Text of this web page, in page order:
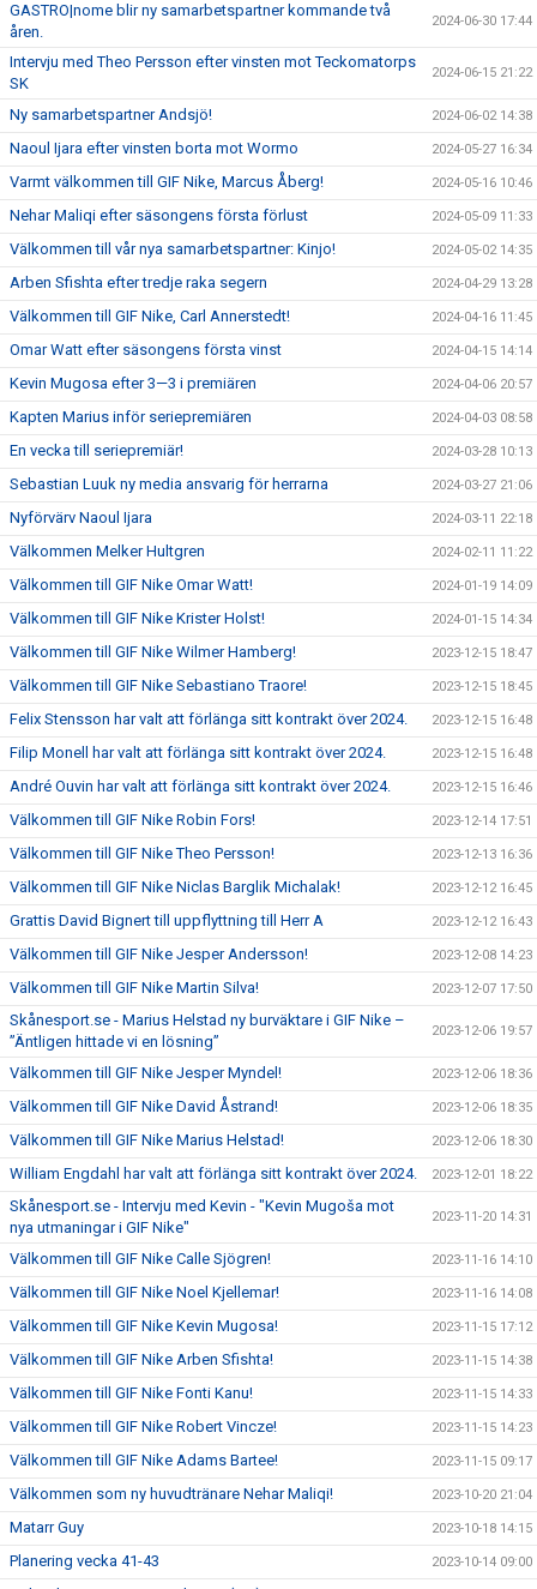
GASTRO|nome blir ny samarbetspartner kommande två
åren.
2024-06-30 17:44
Intervju med Theo Persson efter vinsten mot Teckomatorps
SK
2024-06-15 21:22
Ny samarbetspartner Andsjö! 2024-06-02 14:38
Naoul Ijara efter vinsten borta mot Wormo 2024-05-27 16:34
Varmt välkommen till GIF Nike, Marcus Åberg! 2024-05-16 10:46
Nehar Maliqi efter säsongens första förlust 2024-05-09 11:33
Välkommen till vår nya samarbetspartner: Kinjo! 2024-05-02 14:35
Arben Sfishta efter tredje raka segern 2024-04-29 13:28
Välkommen till GIF Nike, Carl Annerstedt! 2024-04-16 11:45
Omar Watt efter säsongens första vinst 2024-04-15 14:14
Kevin Mugosa efter 3—3 i premiären 2024-04-06 20:57
Kapten Marius inför seriepremiären 2024-04-03 08:58
En vecka till seriepremiär! 2024-03-28 10:13
Sebastian Luuk ny media ansvarig för herrarna 2024-03-27 21:06
Nyförvärv Naoul Ijara 2024-03-11 22:18
Välkommen Melker Hultgren 2024-02-11 11:22
Välkommen till GIF Nike Omar Watt! 2024-01-19 14:09
Välkommen till GIF Nike Krister Holst! 2024-01-15 14:34
Välkommen till GIF Nike Wilmer Hamberg! 2023-12-15 18:47
Välkommen till GIF Nike Sebastiano Traore! 2023-12-15 18:45
Felix Stensson har valt att förlänga sitt kontrakt över 2024. 2023-12-15 16:48
Filip Monell har valt att förlänga sitt kontrakt över 2024. 2023-12-15 16:48
André Ouvin har valt att förlänga sitt kontrakt över 2024. 2023-12-15 16:46
Välkommen till GIF Nike Robin Fors! 2023-12-14 17:51
Välkommen till GIF Nike Theo Persson! 2023-12-13 16:36
Välkommen till GIF Nike Niclas Barglik Michalak! 2023-12-12 16:45
Grattis David Bignert till uppflyttning till Herr A 2023-12-12 16:43
Välkommen till GIF Nike Jesper Andersson! 2023-12-08 14:23
Välkommen till GIF Nike Martin Silva! 2023-12-07 17:50
Skånesport.se - Marius Helstad ny burväktare i GIF Nike –
”Äntligen hittade vi en lösning”
2023-12-06 19:57
Välkommen till GIF Nike Jesper Myndel! 2023-12-06 18:36
Välkommen till GIF Nike David Åstrand! 2023-12-06 18:35
Välkommen till GIF Nike Marius Helstad! 2023-12-06 18:30
William Engdahl har valt att förlänga sitt kontrakt över 2024. 2023-12-01 18:22
Skånesport.se - Intervju med Kevin - "Kevin Mugoša mot
nya utmaningar i GIF Nike"
2023-11-20 14:31
Välkommen till GIF Nike Calle Sjögren! 2023-11-16 14:10
Välkommen till GIF Nike Noel Kjellemar! 2023-11-16 14:08
Välkommen till GIF Nike Kevin Mugosa! 2023-11-15 17:12
Välkommen till GIF Nike Arben Sfishta! 2023-11-15 14:38
Välkommen till GIF Nike Fonti Kanu! 2023-11-15 14:33
Välkommen till GIF Nike Robert Vincze! 2023-11-15 14:23
Välkommen till GIF Nike Adams Bartee! 2023-11-15 09:17
Välkommen som ny huvudtränare Nehar Maliqi! 2023-10-20 21:04
Matarr Guy 2023-10-18 14:15
Planering vecka 41-43 2023-10-14 09:00